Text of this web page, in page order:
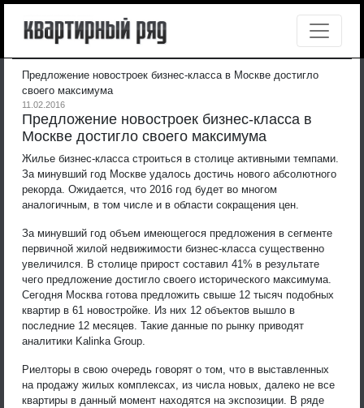
Предложение новостроек бизнес-класса в Москве достигло
своего максимума
11.02.2016
Предложение новостроек бизнес-класса в
Москве достигло своего максимума
Жилье бизнес-класса строиться в столице активными темпами.
За минувший год Москве удалось достичь нового абсолютного
рекорда. Ожидается, что 2016 год будет во многом
аналогичным, в том числе и в области сокращения цен.
За минувший год объем имеющегося предложения в сегменте
первичной жилой недвижимости бизнес-класса существенно
увеличился. В столице прирост составил 41% в результате
чего предложение достигло своего исторического максимума.
Сегодня Москва готова предложить свыше 12 тысяч подобных
квартир в 61 новостройке. Из них 12 объектов вышло в
последние 12 месяцев. Такие данные по рынку приводят
аналитики Kalinka Group.
Риелторы в свою очередь говорят о том, что в выставленных
на продажу жилых комплексах, из числа новых, далеко не все
квартиры в данный момент находятся на экспозиции. В ряде